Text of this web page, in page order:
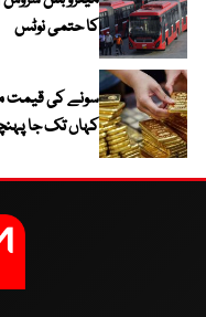
کا حتمی نوٹس
سونے کی قیمت
کہاں تک جا